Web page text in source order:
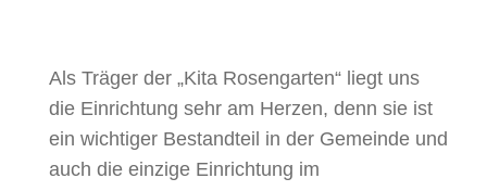
Als Träger der „Kita Rosengarten“ liegt uns
die Einrichtung sehr am Herzen, denn sie ist
ein wichtiger Bestandteil in der Gemeinde und
auch die einzige Einrichtung im